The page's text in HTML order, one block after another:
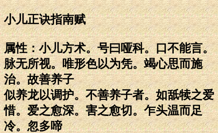
小儿正诀指南赋
属性：小儿方术。号曰哑科。口不能言。
脉无所视。唯形色以为凭。竭心思而施
治。故善养子
似养龙以调护。不善养子者。如舐犊之爱
惜。爱之愈深。害之愈切。乍头温而足
冷。忽多啼